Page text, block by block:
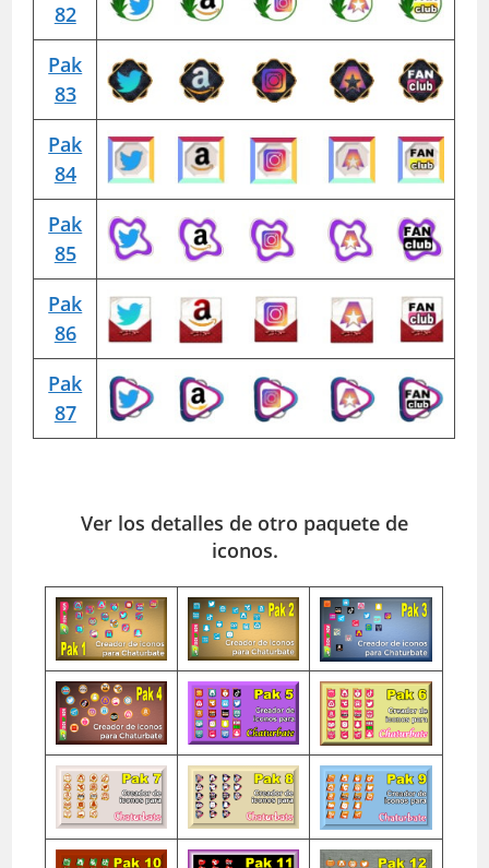
82
Pak
83
Pak
84
Pak
85
Pak
86
Pak
87
Ver los detalles de otro paquete de
iconos.